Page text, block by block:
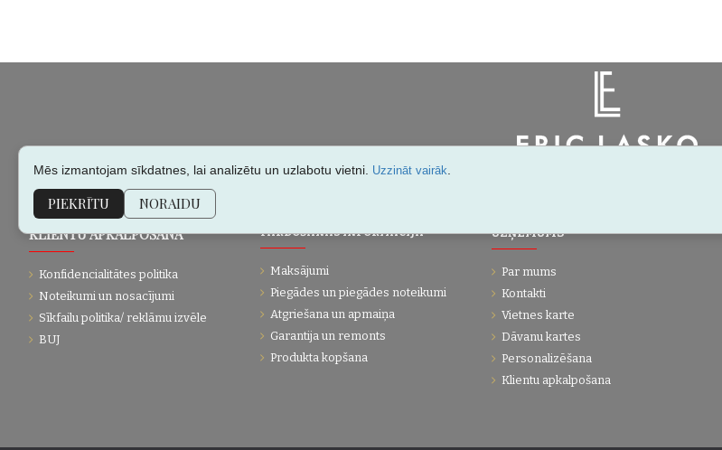
KLIENTU APKALPOŠANA
Konfidencialitātes politika
Noteikumi un nosacījumi
Sīkfailu politika/ reklāmu izvēle
BUJ
PĀRDOŠANAS INFORMĀCIJA
Maksājumi
Piegādes un piegādes noteikumi
Atgriešana un apmaiņa
Garantija un remonts
Produkta kopšana
UZŅĒMUMS
Par mums
Kontakti
Vietnes karte
Dāvanu kartes
Personalizēšana
Klientu apkalpošana
Mēs izmantojam sīkdatnes, lai analizētu un uzlabotu vietni. Uzzināt vairāk
PIEKRĪTU NORAIDU